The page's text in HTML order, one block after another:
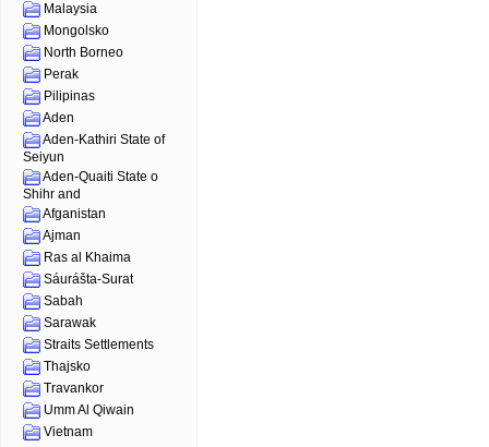
Malaysia
Mongolsko
North Borneo
Perak
Pilipinas
Aden
Aden-Kathiri State of
Seiyun
Aden-Quaiti State o
Shihr and
Afganistan
Ajman
Ras al Khaima
Sáurášta-Surat
Sabah
Sarawak
Straits Settlements
Thajsko
Travankor
Umm Al Qiwain
Vietnam